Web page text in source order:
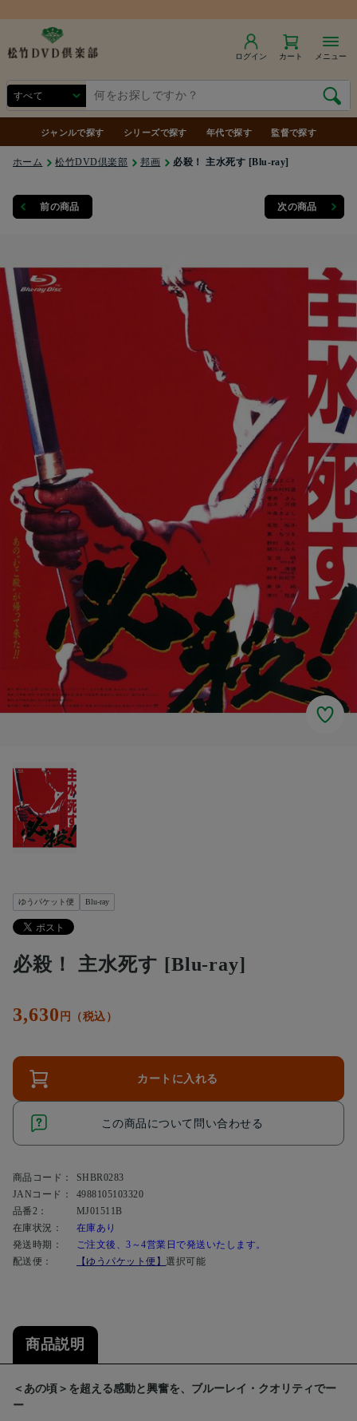
ログイン カート メニュー
ジャンルで探す シリーズで探す 年代で探す 監督で探す
ホーム 松竹DVD倶楽部 邦画 必殺！ 主水死す [Blu-ray]
前の商品 次の商品
ゆうパケット便 Blu-ray
必殺！ 主水死す [Blu-ray]
3,630 円（税込）
カートに入れる
この商品について問い合わせる
商品コード：
SHBR0283
JANコード：
4988105103320
品番2：
MJ01511B
在庫状況：
在庫あり
発送時期：
ご注文後、3～4営業日で発送いたします。
配送便：
【ゆうパケット便】選択可能
商品説明
＜あの頃＞を超える感動と興奮を、ブルーレイ・クオリティでー
ー